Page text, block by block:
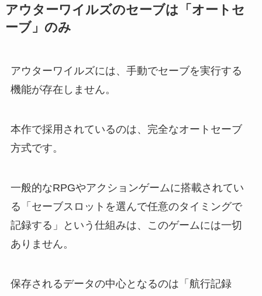
アウターワイルズのセーブは「オートセ
ーブ」のみ
アウターワイルズには、手動でセーブを実行する
機能が存在しません。
本作で採用されているのは、完全なオートセーブ
方式です。
一般的なRPGやアクションゲームに搭載されてい
る「セーブスロットを選んで任意のタイミングで
記録する」という仕組みは、このゲームには一切
ありません。
保存されるデータの中心となるのは「航行記録